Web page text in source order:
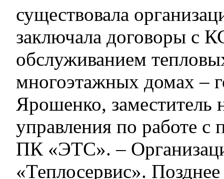
существовала
заключала договоры с
обслуживанием
многоэтажных домах –
Ярошенко, заместитель
управления по работе с
ПК «ЭТС». –
«Теплосервис».